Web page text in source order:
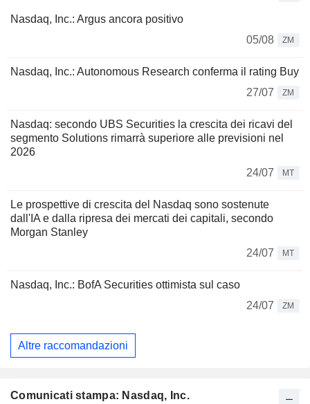
Nasdaq, Inc.: Argus ancora positivo
05/08
ZM
Nasdaq, Inc.: Autonomous Research conferma il rating Buy
27/07
ZM
Nasdaq: secondo UBS Securities la crescita dei ricavi del
segmento Solutions rimarrà superiore alle previsioni nel
2026
24/07
MT
Le prospettive di crescita del Nasdaq sono sostenute
dall'IA e dalla ripresa dei mercati dei capitali, secondo
Morgan Stanley
24/07
MT
Nasdaq, Inc.: BofA Securities ottimista sul caso
24/07
ZM
Altre raccomandazioni
Comunicati stampa: Nasdaq, Inc.